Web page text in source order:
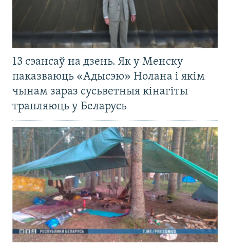
13 сэансаў на дзень. Як у Менску
паказваюць «Адысэю» Нолана і якім
чынам зараз сусьветныя кінагіты
трапляюць у Беларусь